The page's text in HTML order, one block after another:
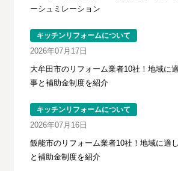
ーシュミレーション
キッチンリフォームについて
2026年07月17日
大牟田市のリフォーム業者10社！地域に
事と補助金制度を紹介
キッチンリフォームについて
2026年07月16日
飯能市のリフォーム業者10社！地域に適
と補助金制度を紹介